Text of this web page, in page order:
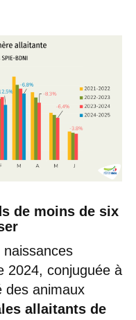
de moins de six
2024, conjuguée à
des animaux
allaitants de